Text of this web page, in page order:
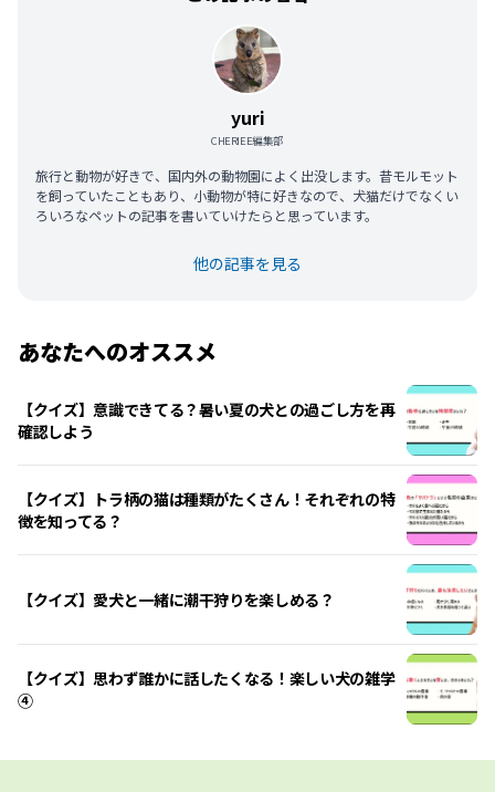
yuri
CHERIEE編集部
旅行と動物が好きで、国内外の動物園によく出没します。昔モルモット
を飼っていたこともあり、小動物が特に好きなので、犬猫だけでなくい
ろいろなペットの記事を書いていけたらと思っています。
他の記事を見る
あなたへのオススメ
【クイズ】意識できてる？暑い夏の犬との過ごし方を再
確認しよう
【クイズ】トラ柄の猫は種類がたくさん！それぞれの特
徴を知ってる？
【クイズ】愛犬と一緒に潮干狩りを楽しめる？
【クイズ】思わず誰かに話したくなる！楽しい犬の雑学
④